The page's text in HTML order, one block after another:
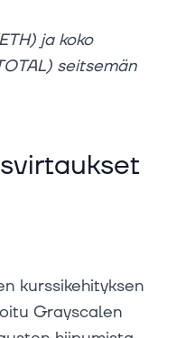
ja koko
seitsemän
kurssikehityksen
Grayscalen